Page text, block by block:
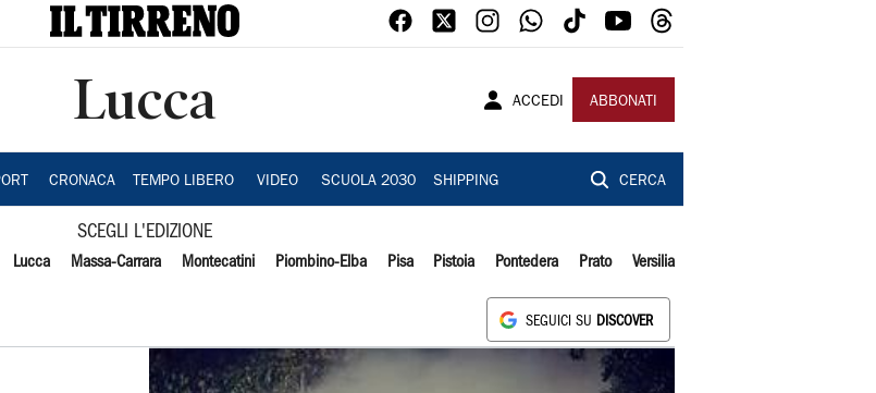
Lucca ACCEDI ABBONATI
CRONACA TEMPO LIBERO VIDEO SCUOLA 2030 SHIPPING CERCA
SCEGLI L'EDIZIONE
Lucca Massa-Carrara Montecatini Piombino-Elba Pisa Pistoia Pontedera Prato Versilia
SEGUICI SU DISCOVER